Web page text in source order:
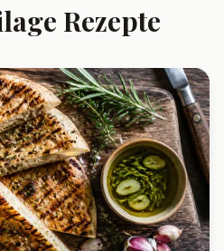
Rezepte